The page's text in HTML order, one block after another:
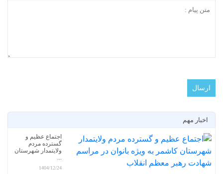
اخبار مهم
اجتماع عظیم و
گسترده مردم
ولایتمدار شهرستان
...
1404/12/24